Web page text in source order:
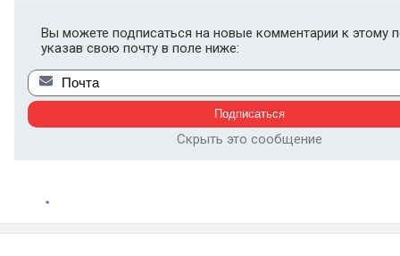
Вы можете подписаться на новые комментарии к этому
указав свою почту в поле ниже:
Скрыть это сообщение